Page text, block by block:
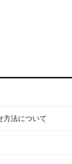
方法について